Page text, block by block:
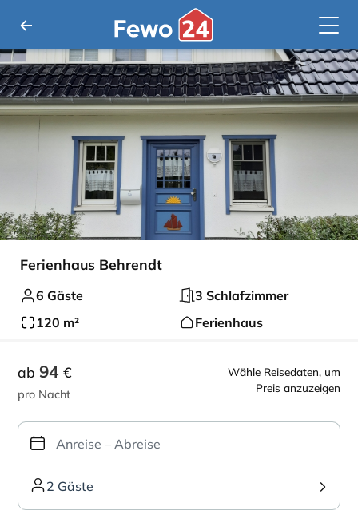
Ferienhaus Behrendt
6 Gäste
3 Schlafzimmer
120 m²
Ferienhaus
Wähle Reisedaten, um
Preis anzuzeigen
ab 94 €
pro Nacht
2 Gäste